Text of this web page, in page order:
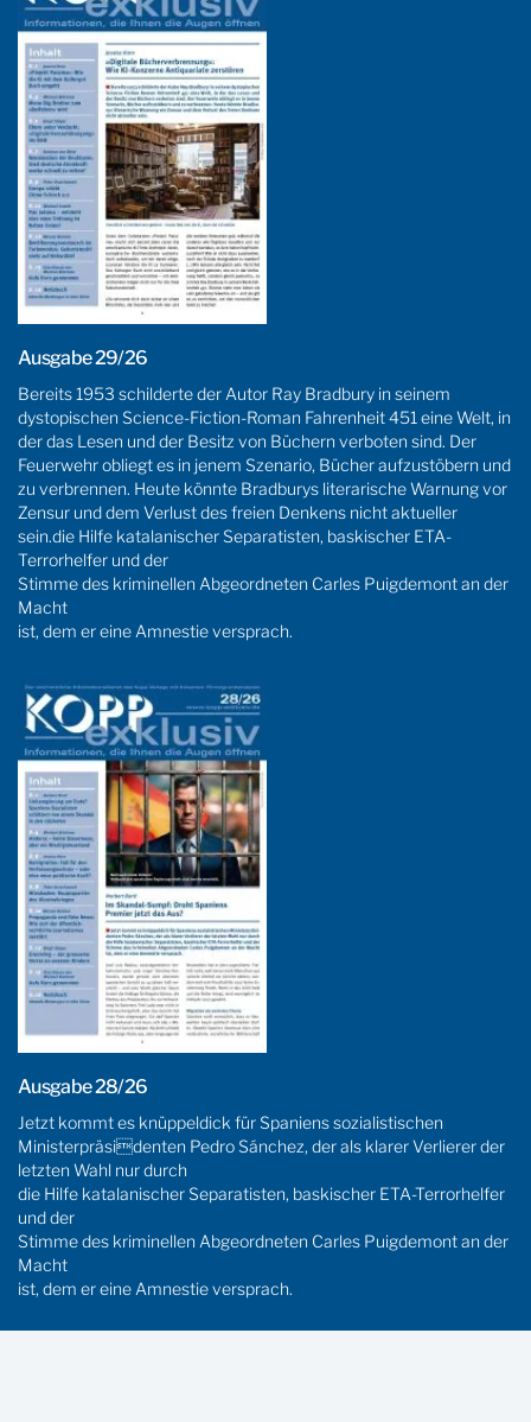
Ausgabe 29/26
Bereits 1953 schilderte der Autor Ray Bradbury in seinem
dystopischen Science-Fiction-Roman Fahrenheit 451 eine Welt, in
der das Lesen und der Besitz von Büchern verboten sind. Der
Feuerwehr obliegt es in jenem Szenario, Bücher aufzustöbern und
zu verbrennen. Heute könnte Bradburys literarische Warnung vor
Zensur und dem Verlust des freien Denkens nicht aktueller
sein.die Hilfe katalanischer Separatisten, baskischer ETA-
Terrorhelfer und der
Stimme des kriminellen Abgeordneten Carles Puigdemont an der
Macht
ist, dem er eine Amnestie versprach.
Ausgabe 28/26
Jetzt kommt es knüppeldick für Spaniens sozialistischen
Ministerpräsidenten Pedro Sánchez, der als klarer Verlierer der
letzten Wahl nur durch
die Hilfe katalanischer Separatisten, baskischer ETA-Terrorhelfer
und der
Stimme des kriminellen Abgeordneten Carles Puigdemont an der
Macht
ist, dem er eine Amnestie versprach.